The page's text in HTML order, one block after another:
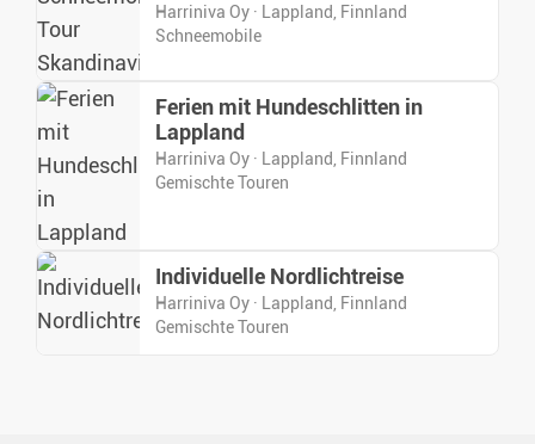
Harriniva Oy · Lappland, Finnland
Schneemobile
Ferien mit Hundeschlitten in
Lappland
Harriniva Oy · Lappland, Finnland
Gemischte Touren
Individuelle Nordlichtreise
Harriniva Oy · Lappland, Finnland
Gemischte Touren